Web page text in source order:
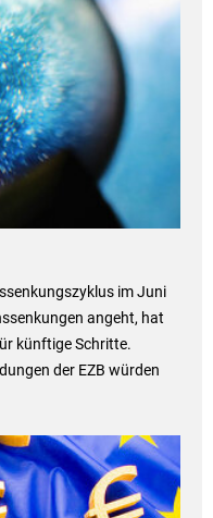
im Juni
angeht, hat
künftige Schritte.
der EZB würden